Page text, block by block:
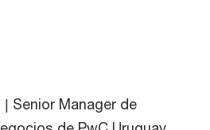
Senior Manager de